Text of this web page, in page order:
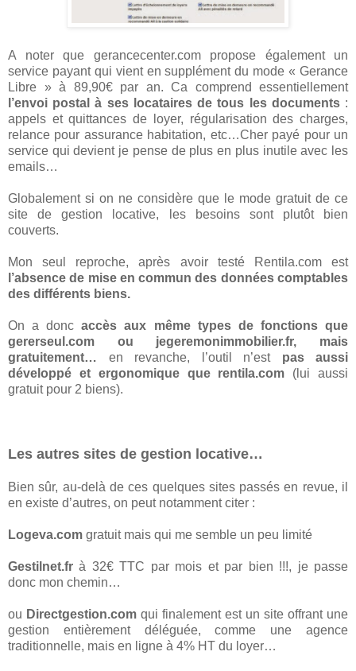
A noter que gerancecenter.com propose également un
service payant qui vient en supplément du mode « Gerance
Libre » à 89,90€ par an. Ca comprend essentiellement
l’envoi postal à ses locataires de tous les documents:
appels et quittances de loyer, régularisation des charges,
relance pour assurance habitation, etc…Cher payé pour un
service qui devient je pense de plus en plus inutile avec les
emails…
Globalement si on ne considère que le mode gratuit de ce
site de gestion locative, les besoins sont plutôt bien
couverts.
Mon seul reproche, après avoir testé Rentila.com est
l’absence de mise en commun des données comptables
des différents biens.
On a doncaccès aux même types de fonctions que
gererseul.com ou jegeremonimmobilier.fr, mais
gratuitement… en revanche, l’outil n’est pas aussi
développé et ergonomique que rentila.com (lui aussi
gratuit pour 2 biens).
Les autres sites de gestion locative…
Bien sûr, au-delà de ces quelques sites passés en revue, il
en existe d’autres, on peut notamment citer :
Logeva.com gratuit mais qui me semble un peu limité
Gestilnet.fr à 32€ TTC par mois et par bien !!!, je passe
donc mon chemin…
ou Directgestion.com qui finalement est un site offrant une
gestion entièrement déléguée, comme une agence
traditionnelle, mais en ligne à 4% HT du loyer…